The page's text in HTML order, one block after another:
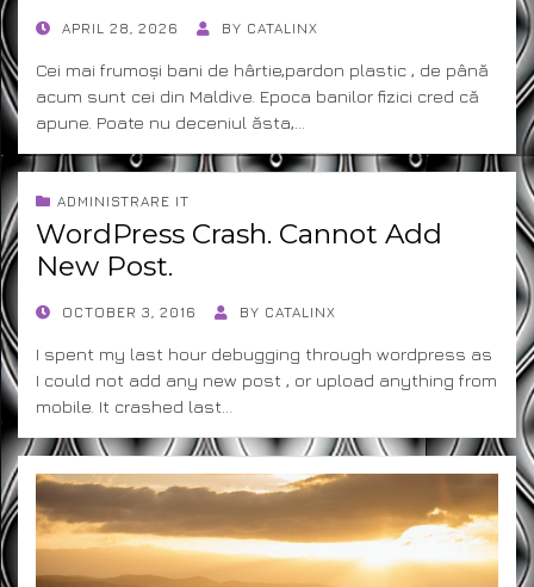
POSTED
APRIL 28, 2026 BY CATALINX
Cei mai frumoși bani de hârtie,pardon plastic , de până
acum sunt cei din Maldive. Epoca banilor fizici cred că
apune. Poate nu deceniul ăsta,…
ADMINISTRARE IT
WordPress Crash. Cannot Add
New Post.
POSTEDOCTOBER 3, 2016 BY CATALINX
I spent my last hour debugging through wordpress as
I could not add any new post , or upload anything from
mobile. It crashed last…